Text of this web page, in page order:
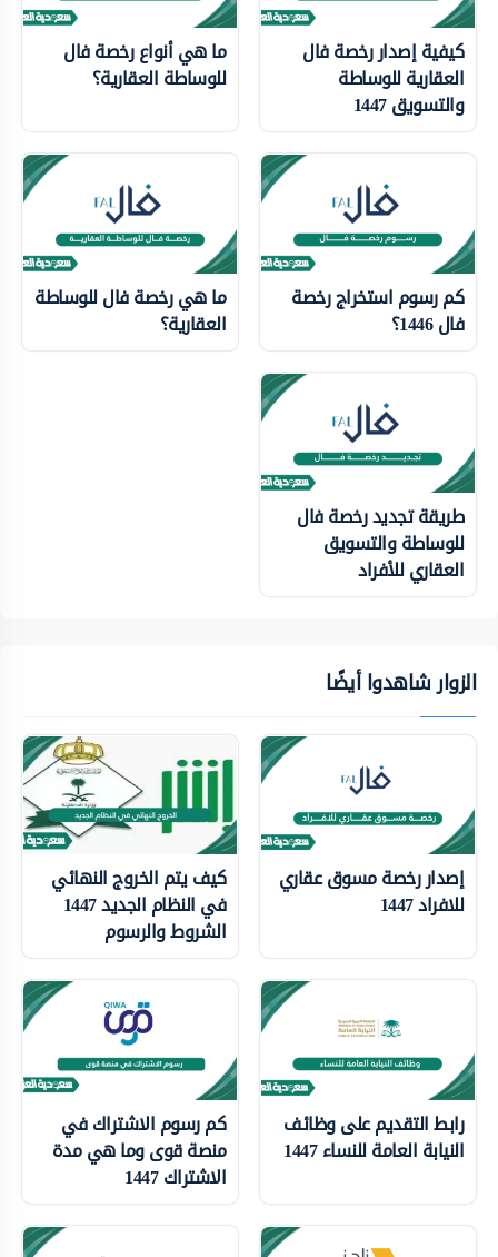
كيفية إصدار رخصة فال
العقارية للوساطة
والتسويق 1447
ما هي أنواع رخصة فال
للوساطة العقارية؟
كم رسوم استخراج رخصة
فال 1446؟
ما هي رخصة فال للوساطة
العقارية؟
طريقة تجديد رخصة فال
للوساطة والتسويق
العقاري للأفراد
الزوار شاهدوا أيضًا
إصدار رخصة مسوق عقاري
للافراد 1447
كيف يتم الخروج النهائي
في النظام الجديد 1447
الشروط والرسوم
رابط التقديم على وظائف
النيابة العامة للنساء 1447
كم رسوم الاشتراك في
منصة قوى وما هي مدة
الاشتراك 1447